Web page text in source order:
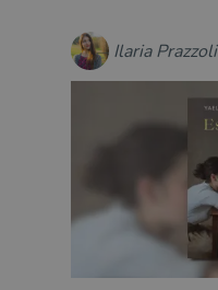
Ilaria Prazzoli